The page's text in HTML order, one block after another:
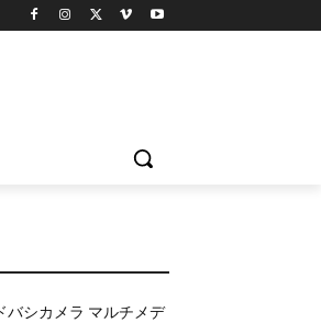
バシカメラ マルチメデ